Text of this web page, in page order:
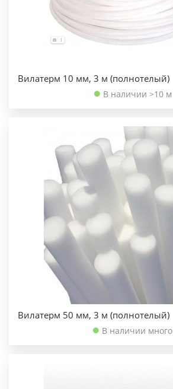
Вилатерм 10 мм, 3 м (полнотелый)
В наличии >10 м
Вилатерм 50 мм, 3 м (полнотелый)
В наличии много